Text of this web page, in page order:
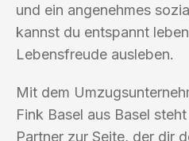
und ein angenehmes
kannst du entspannt
Lebensfreude ausleben.
Mit dem
Fink Basel aus Basel
Partner zur Seite, der dir